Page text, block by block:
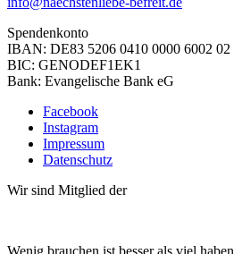
Spendenkonto
IBAN: DE83 5206 0410 0000 6002 02
BIC: GENODEF1EK1
Bank: Evangelische Bank eG
Facebook
Instagram
Impressum
Datenschutz
Wir sind Mitglied der